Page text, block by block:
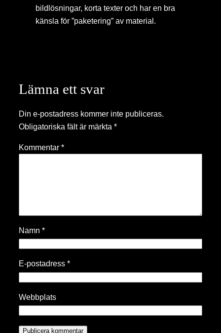
bildlösningar, korta texter och har en bra
känsla för ”paketering” av material.
Lämna ett svar
Din e-postadress kommer inte publiceras.
Obligatoriska fält är märkta *
Kommentar *
Namn *
E-postadress *
Webbplats